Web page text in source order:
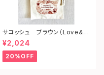
サコッシュ ブラウン（Love&p
eace from shonan)
¥2,024
20%OFF